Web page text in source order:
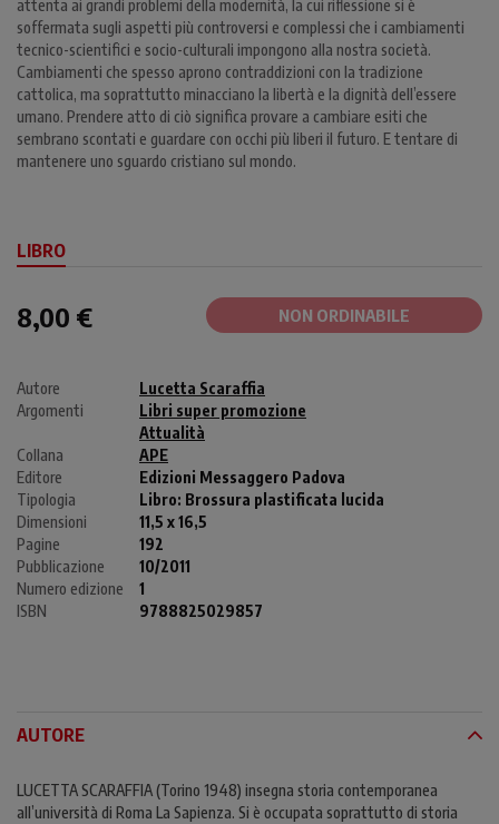
attenta ai grandi problemi della modernità, la cui riflessione si è
soffermata sugli aspetti più controversi e complessi che i cambiamenti
tecnico-scientifici e socio-culturali impongono alla nostra società.
Cambiamenti che spesso aprono contraddizioni con la tradizione
cattolica, ma soprattutto minacciano la libertà e la dignità dell’essere
umano. Prendere atto di ciò significa provare a cambiare esiti che
sembrano scontati e guardare con occhi più liberi il futuro. E tentare di
mantenere uno sguardo cristiano sul mondo.
LIBRO
8,00 € NON ORDINABILE
Autore
Lucetta Scaraffia
Argomenti
Libri super promozione
Attualità
Collana
APE
Editore
Edizioni Messaggero Padova
Tipologia
Libro: Brossura plastificata lucida
Dimensioni
11,5 x 16,5
Pagine
192
Pubblicazione
10/2011
Numero edizione
1
ISBN
9788825029857
AUTORE
LUCETTA SCARAFFIA (Torino 1948) insegna storia contemporanea
all’università di Roma La Sapienza. Si è occupata soprattutto di storia